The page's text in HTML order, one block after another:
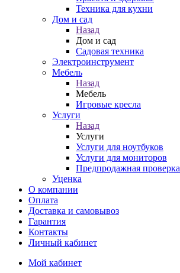
Техника для кухни
Дом и сад
Назад
Дом и сад
Садовая техника
Электроинструмент
Мебель
Назад
Мебель
Игровые кресла
Услуги
Назад
Услуги
Услуги для ноутбуков
Услуги для мониторов
Предпродажная проверка
Уценка
О компании
Оплата
Доставка и самовывоз
Гарантия
Контакты
Личный кабинет
Мой кабинет